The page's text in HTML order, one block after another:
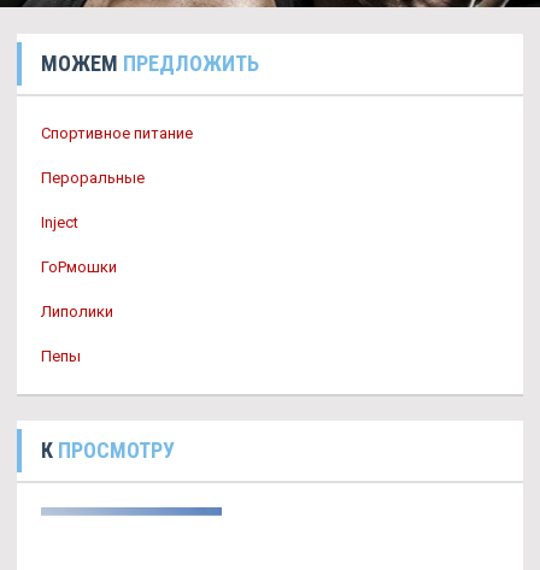
МОЖЕМ ПРЕДЛОЖИТЬ
Спортивное питание
Пероральные
Inject
ГоРмошки
Липолики
Пепы
К ПРОСМОТРУ